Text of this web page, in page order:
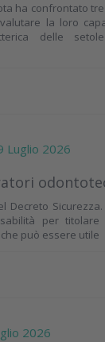
ha confrontato
la loro
delle
2026
Decreto
per
può essere utile
2026